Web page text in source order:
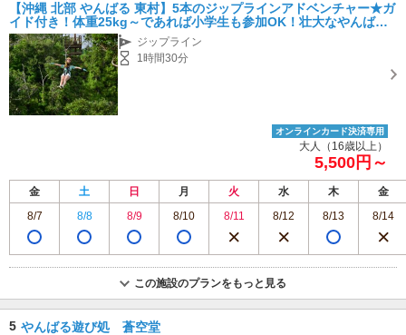
【沖縄 北部 やんばる 東村】5本のジップラインアドベンチャー★ガ
イド付き！体重25kg～であれば小学生も参加OK！壮大なやんばる
の森を空から見下ろす！やんばる超どきどき体験★＠又吉コーヒー
園
ジップライン
1時間30分
オンラインカード決済専用
大人（16歳以上）
5,500円～
金 土 日 月 火 水 木
金
8/7
8/8 8/9 8/10 8/11 8/12 8/13 8/14
この施設のプランをもっと見る
5 やんばる遊び処 蒼空堂